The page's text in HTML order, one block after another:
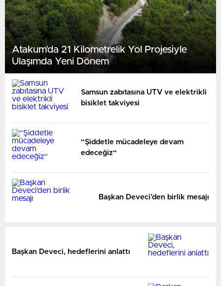
Atakum’da 21 Kilometrelik Yol Projesiyle
Ulaşımda Yeni Dönem
Samsun zabıtasına UTV ve elektrikli
bisiklet takviyesi
“Şiddetle mücadeleye devam
edeceğiz“
Başkan Deveci’den birlik mesajı
Başkan Deveci, hedeflerini anlattı